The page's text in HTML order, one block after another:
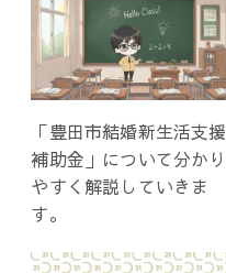
「豊田市結婚新生活支援
補助金」について分かり
やすく解説していきま
す。